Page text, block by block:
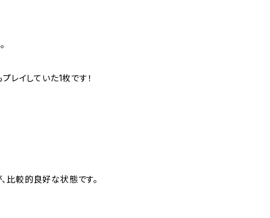
イしていた1枚です！
比較的良好な状態です。